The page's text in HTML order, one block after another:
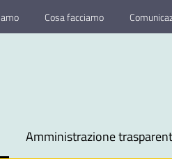
Cosa facciamo
Amministrazione